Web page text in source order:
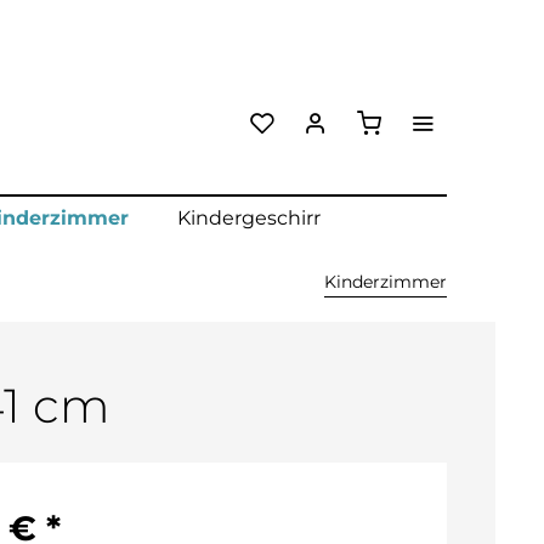
Kindergeschirr
Kinderzimmer
cm
€ *